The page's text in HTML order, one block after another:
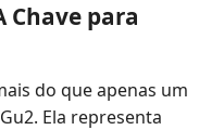
Chave para
do que apenas um
Ela representa